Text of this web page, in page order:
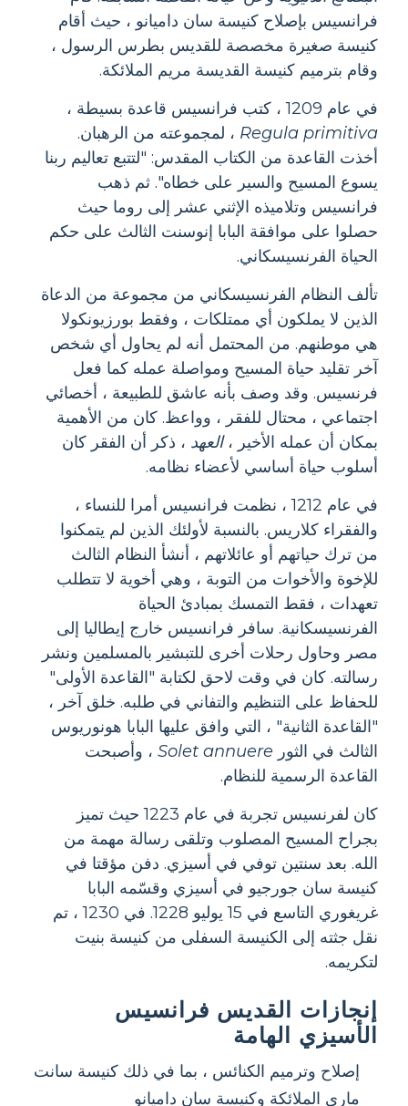
فرانسيس بإصلاح كنيسة سان داميانو ، حيث أقام
كنيسة صغيرة مخصصة للقديس بطرس الرسول ،
وقام بترميم كنيسة القديسة مريم الملائكة.
في عام 1209 ، كتب فرانسيس قاعدة بسيطة ،
Regula primitiva ، لمجموعته من الرهبان.
أخذت القاعدة من الكتاب المقدس: "لتتبع تعاليم ربنا
يسوع المسيح والسير على خطاه". ثم ذهب
فرانسيس وتلاميذه الإثني عشر إلى روما حيث
حصلوا على موافقة البابا إنوسنت الثالث على حكم
الحياة الفرنسيسكاني.
تألف النظام الفرنسيسكاني من مجموعة من الدعاة
الذين لا يملكون أي ممتلكات ، وفقط بورزيونكولا
هي موطنهم. من المحتمل أنه لم يحاول أي شخص
آخر تقليد حياة المسيح ومواصلة عمله كما فعل
فرنسيس. وقد وصف بأنه عاشق للطبيعة ، أخصائي
اجتماعي ، محتال للفقر ، وواعظ. كان من الأهمية
بمكان أن عمله الأخير ،العهد ، ذكر أن الفقر كان
أسلوب حياة أساسي لأعضاء نظامه.
في عام 1212 ، نظمت فرانسيس أمرا للنساء ،
والفقراء كلاريس. بالنسبة لأولئك الذين لم يتمكنوا
من ترك حياتهم أو عائلاتهم ، أنشأ النظام الثالث
للإخوة والأخوات من التوبة ، وهي أخوية لا تتطلب
تعهدات ، فقط التمسك بمبادئ الحياة
الفرنسيسكانية. سافر فرانسيس خارج إيطاليا إلى
مصر وحاول رحلات أخرى للتبشير بالمسلمين ونشر
رسالته. كان في وقت لاحق لكتابة "القاعدة الأولى"
للحفاظ على التنظيم والتفاني في طلبه. خلق آخر ،
"القاعدة الثانية" ، التي وافق عليها البابا هونوريوس
الثالث في الثور Solet annuere ، وأصبحت
القاعدة الرسمية للنظام.
كان لفرنسيس تجربة في عام 1223 حيث تميز
بجراح المسيح المصلوب وتلقى رسالة مهمة من
الله. بعد سنتين توفي في أسيزي. دفن مؤقتا في
كنيسة سان جورجيو في أسيزي وقسّمه البابا
غريغوري التاسع في 15 يوليو 1228. في 1230 ، تم
نقل جثته إلى الكنيسة السفلى من كنيسة بنيت
لتكريمه.
إنجازات القديس فرانسيس
الأسيزي الهامة
إصلاح وترميم الكنائس ، بما في ذلك كنيسة سانت
ماري الملائكة وكنيسة سان داميانو